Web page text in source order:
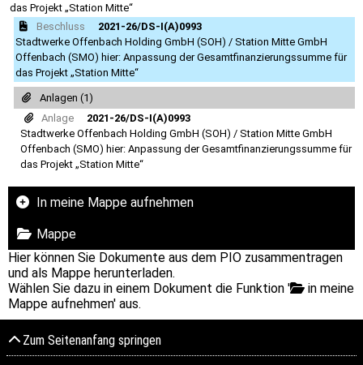
das Projekt „Station Mitte“
Beschluss
2021-26/DS-I(A)0993
Stadtwerke Offenbach Holding GmbH (SOH) / Station Mitte GmbH
Offenbach (SMO) hier: Anpassung der Gesamtfinanzierungssumme für
das Projekt „Station Mitte“
Anlagen (1)
Anlage
2021-26/DS-I(A)0993
Stadtwerke Offenbach Holding GmbH (SOH) / Station Mitte GmbH
Offenbach (SMO) hier: Anpassung der Gesamtfinanzierungssumme für
das Projekt „Station Mitte“
In meine Mappe aufnehmen
Mappe
Hier können Sie Dokumente aus dem PIO zusammentragen
und als Mappe herunterladen.
Wählen Sie dazu in einem Dokument die Funktion '
in meine
Mappe aufnehmen' aus.
Zum Seitenanfang springen